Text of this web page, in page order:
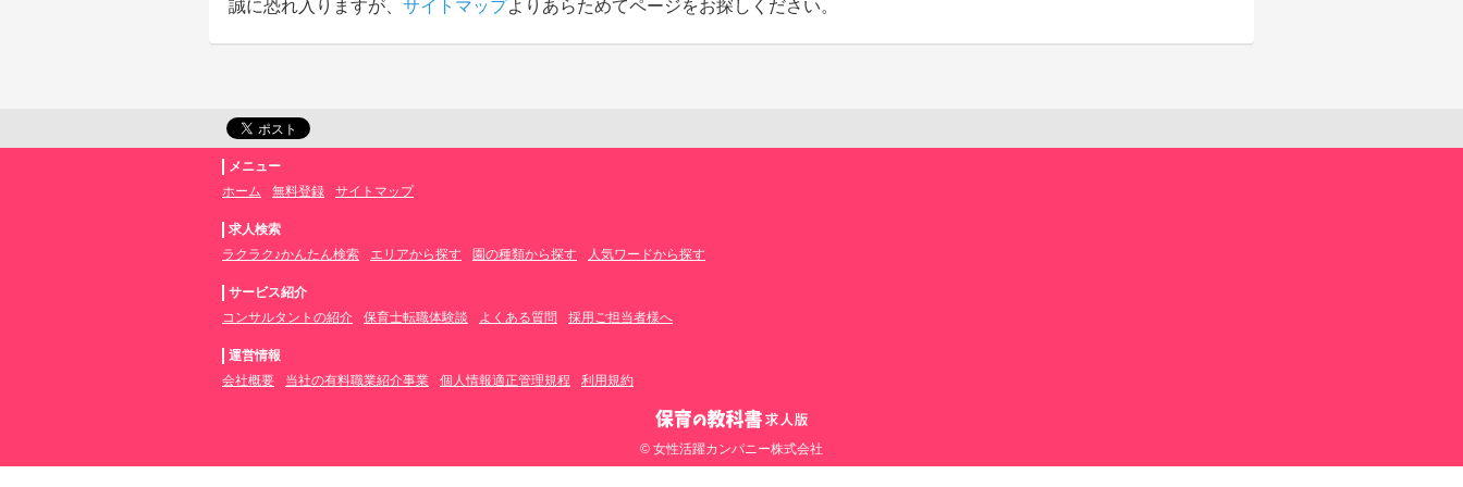
誠に恐れ入りますが、 サイトマップよりあらためてページをお探しください。
メニュー
ホーム
無料登録 サイトマップ
求人検索
ラクラク♪かんたん検索
エリアから探す 園の種類から探す 人気ワードから探す
サービス紹介
コンサルタントの紹介
保育士転職体験談 よくある質問 採用ご担当者様へ
運営情報
会社概要
当社の有料職業紹介事業 個人情報適正管理規程 利用規約
© 女性活躍カンパニー株式会社